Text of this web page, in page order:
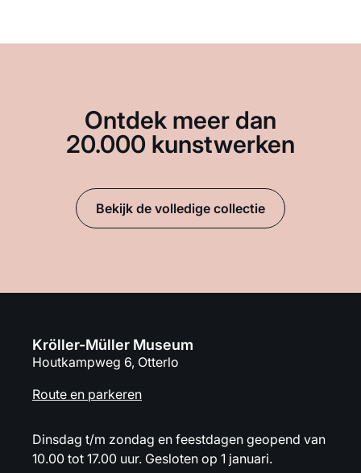
Ontdek meer dan
20.000 kunstwerken
Bekijk de volledige collectie
Kröller-Müller Museum
Houtkampweg 6, Otterlo
Route en parkeren
Dinsdag t/m zondag en feestdagen geopend van
10.00 tot 17.00 uur. Gesloten op 1 januari.